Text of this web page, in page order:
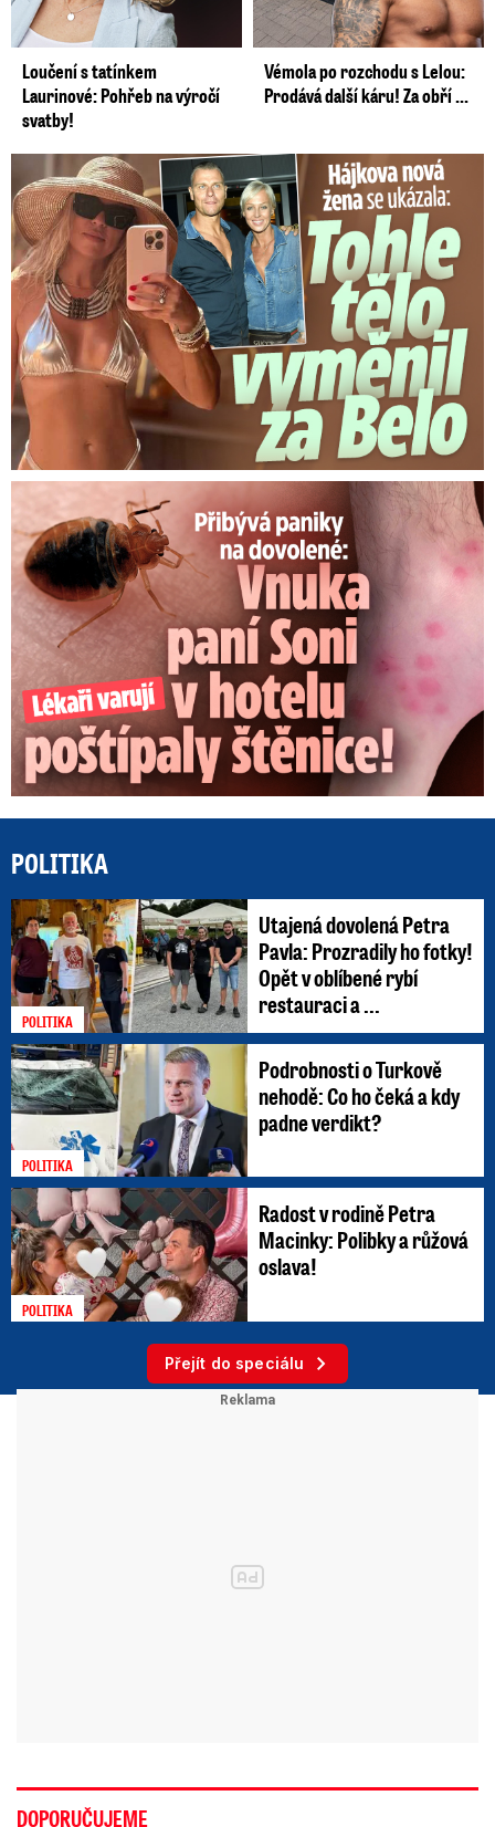
Loučení s tatínkem
Laurinové: Pohřeb na výročí
svatby!
Vémola po rozchodu s Lelou:
Prodává další káru! Za obří ...
Tohle tělo nahradilo Belo: Nová partnerka se ukázala...
Panika na dovolené: Vnuka Soni v hotelu poštípaly štěnice!
POLITIKA
POLITIKA
Utajená dovolená Petra
Pavla: Prozradily ho fotky!
Opět v oblíbené rybí
restauraci a ...
POLITIKA
Podrobnosti o Turkově
nehodě: Co ho čeká a kdy
padne verdikt?
POLITIKA
Radost v rodině Petra
Macinky: Polibky a růžová
oslava!
Přejít do speciálu
DOPORUČUJEME